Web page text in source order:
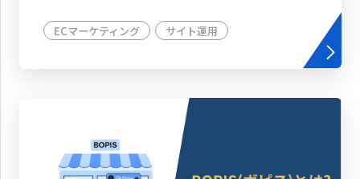
ECマーケティング サイト運用